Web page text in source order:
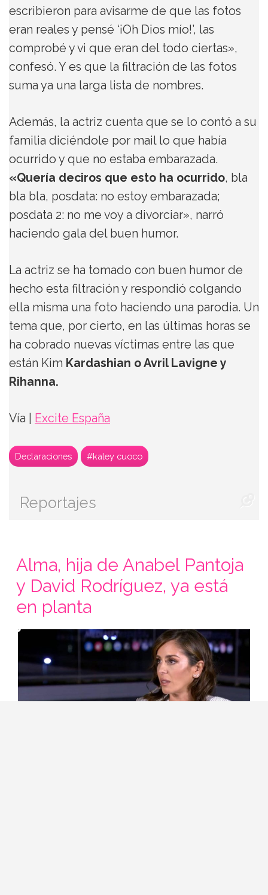
escribieron para avisarme de que las fotos
eran reales y pensé ‘¡Oh Dios mío!’, las
comprobé y vi que eran del todo ciertas»,
confesó. Y es que la filtración de las fotos
suma ya una larga lista de nombres.
Además, la actriz cuenta que se lo contó a su
familia diciéndole por mail lo que había
ocurrido y que no estaba embarazada.
«Quería deciros que esto ha ocurrido, bla
bla bla, posdata: no estoy embarazada;
posdata 2: no me voy a divorciar», narró
haciendo gala del buen humor.
La actriz se ha tomado con buen humor de
hecho esta filtración y respondió colgando
ella misma una foto haciendo una parodia. Un
tema que, por cierto, en las últimas horas se
ha cobrado nuevas víctimas entre las que
están Kim Kardashian o Avril Lavigne y
Rihanna.
Vía | Excite España
Declaraciones #kaley cuoco
Reportajes
Alma, hija de Anabel Pantoja
y David Rodríguez, ya está
en planta